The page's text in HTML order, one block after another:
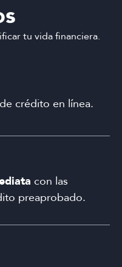
tu vida financiera.
de crédito en línea.
con las
preaprobado.